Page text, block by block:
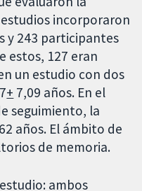
estudios incorporaron
y 243 participantes
estos, 127 eran
un estudio con dos
+ 7,09 años. En el
seguimiento, la
años. El ámbito de
de memoria.
ambos